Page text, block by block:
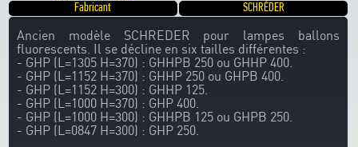
Fabricant
SCHRÉDER
Ancien modèle SCHREDER pour lampes ballons
fluorescents. Il se décline en six tailles différentes :
- GHP (L=1305 H=370) : GHHPB 250 ou GHHP 400.
- GHP (L=1152 H=370) : GHHP 250 ou GHPB 400.
- GHP (L=1152 H=300) : GHHP 125.
- GHP (L=1000 H=370) : GHP 400.
- GHP (L=1000 H=300) : GHHPB 125 ou GHPB 250.
- GHP (L=0847 H=300) : GHP 250.